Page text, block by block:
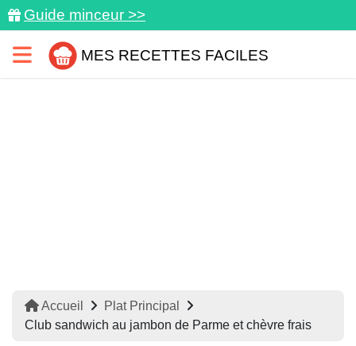
Guide minceur >>
MES RECETTES FACILES
Accueil
Plat Principal
Club sandwich au jambon de Parme et chèvre frais